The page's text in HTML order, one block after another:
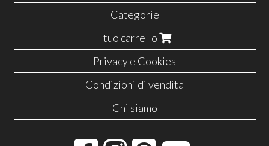
Categorie
Il tuo carrello
Privacy e Cookies
Condizioni di vendita
Chi siamo